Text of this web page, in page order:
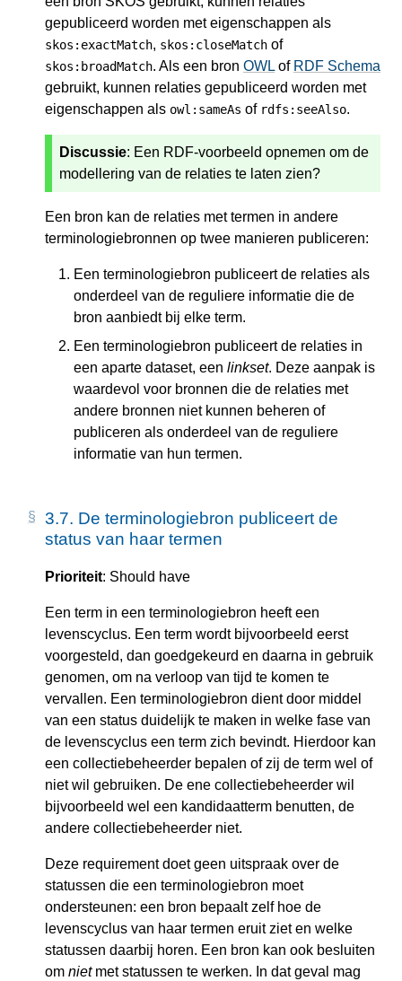
gepubliceerd worden met eigenschappen als
skos:exactMatch, skos:closeMatch of
skos:broadMatch. Als een bron OWL of RDF Schema
gebruikt, kunnen relaties gepubliceerd worden met
eigenschappen als owl:sameAs of rdfs:seeAlso.
Discussie: Een RDF-voorbeeld opnemen om de
modellering van de relaties te laten zien?
Een bron kan de relaties met termen in andere
terminologiebronnen op twee manieren publiceren:
Een terminologiebron publiceert de relaties als
onderdeel van de reguliere informatie die de
bron aanbiedt bij elke term.
Een terminologiebron publiceert de relaties in
een aparte dataset, een linkset. Deze aanpak is
waardevol voor bronnen die de relaties met
andere bronnen niet kunnen beheren of
publiceren als onderdeel van de reguliere
informatie van hun termen.
3.7. De terminologiebron publiceert de
status van haar termen
Prioriteit: Should have
Een term in een terminologiebron heeft een
levenscyclus. Een term wordt bijvoorbeeld eerst
voorgesteld, dan goedgekeurd en daarna in gebruik
genomen, om na verloop van tijd te komen te
vervallen. Een terminologiebron dient door middel
van een status duidelijk te maken in welke fase van
de levenscyclus een term zich bevindt. Hierdoor kan
een collectiebeheerder bepalen of zij de term wel of
niet wil gebruiken. De ene collectiebeheerder wil
bijvoorbeeld wel een kandidaatterm benutten, de
andere collectiebeheerder niet.
Deze requirement doet geen uitspraak over de
statussen die een terminologiebron moet
ondersteunen: een bron bepaalt zelf hoe de
levenscyclus van haar termen eruit ziet en welke
statussen daarbij horen. Een bron kan ook besluiten
om nietmet statussen te werken. In dat geval mag